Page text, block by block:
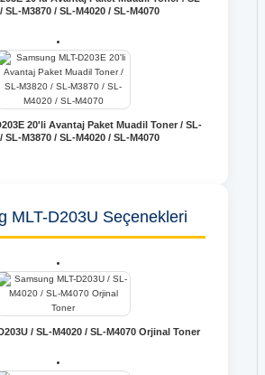
SL-M3870 / SL-M4020 / SL-M4070
20'li Avantaj Paket Muadil Toner / SL-
SL-M3870 / SL-M4020 / SL-M4070
MLT-D203U Seçenekleri
/ SL-M4020 / SL-M4070 Orjinal Toner